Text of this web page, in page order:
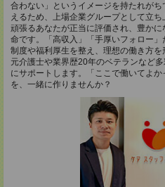
合わない」というイメージを持たれが
えるため、上場企業グループとして立ち
頑張るあなたが正当に評価され、豊か
命です。「高収入」「手厚いフォロー
制度や福利厚生を整え、理想の働き方を
元介護士や業界歴20年のベテランなど
にサポートします。「ここで働いてよ
を、一緒に作りませんか？